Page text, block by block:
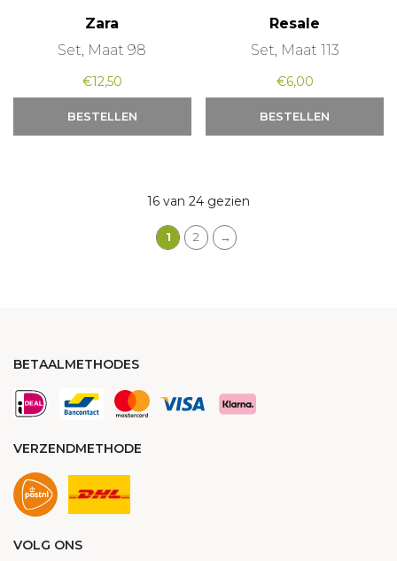
Zara
Set, Maat 98
€12,50
BESTELLEN
Resale
Set, Maat 113
€6,00
BESTELLEN
16 van 24 gezien
1 2 →
BETAALMETHODES
VERZENDMETHODE
VOLG ONS